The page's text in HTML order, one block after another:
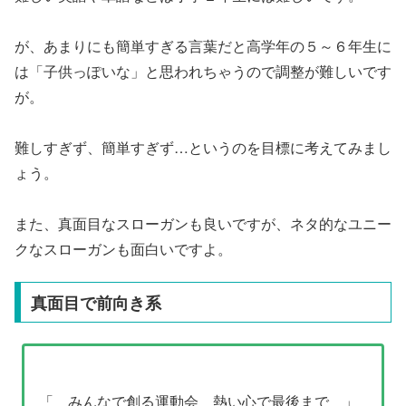
が、あまりにも簡単すぎる言葉だと高学年の５～６年生に
は「子供っぽいな」と思われちゃうので調整が難しいです
が。
難しすぎず、簡単すぎず…というのを目標に考えてみまし
ょう。
また、真面目なスローガンも良いですが、ネタ的なユニー
クなスローガンも面白いですよ。
真面目で前向き系
「 みんなで創る運動会 熱い心で最後まで 」